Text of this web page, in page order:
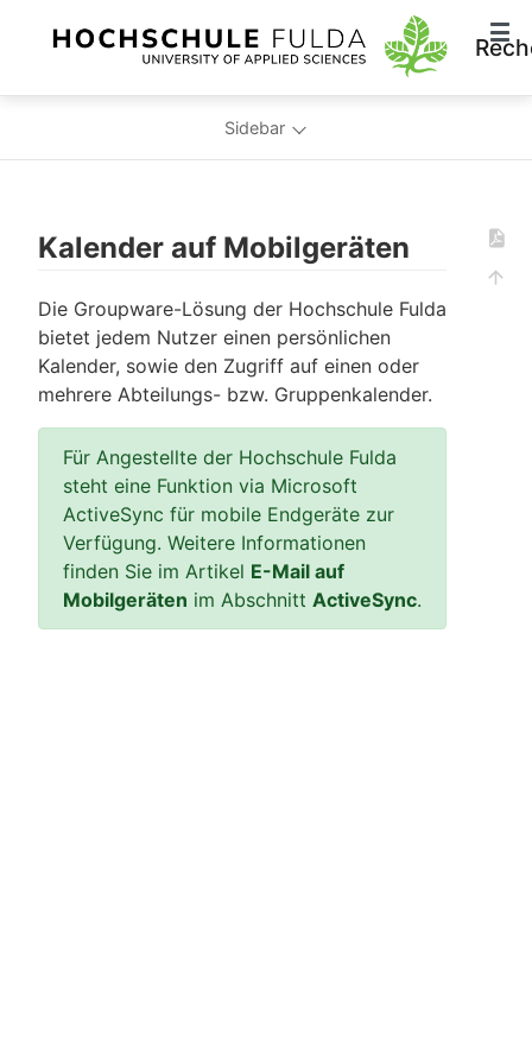
Sidebar
Kalender auf Mobilgeräten
Die Groupware-Lösung der Hochschule Fulda
bietet jedem Nutzer einen persönlichen
Kalender, sowie den Zugriff auf einen oder
mehrere Abteilungs- bzw. Gruppenkalender.
Für Angestellte der Hochschule Fulda
steht eine Funktion via Microsoft
ActiveSync für mobile Endgeräte zur
Verfügung. Weitere Informationen
finden Sie im Artikel E-Mail auf
Mobilgeräten im Abschnitt ActiveSync.